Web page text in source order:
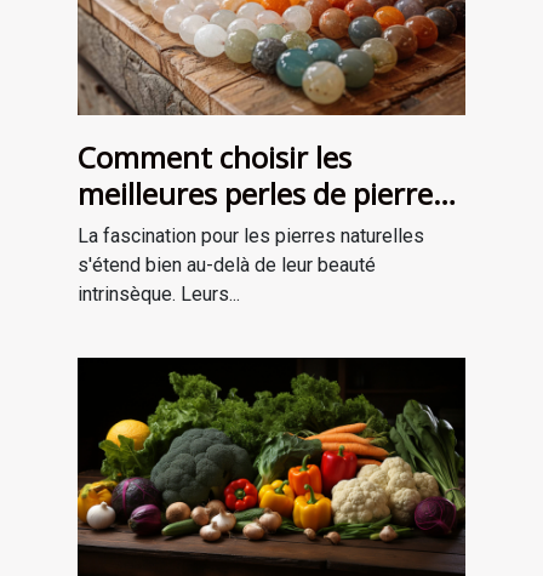
Comment choisir les
meilleures perles de pierre
naturelle pour vos projets de
bijouterie et de lithothérapie
La fascination pour les pierres naturelles
s'étend bien au-delà de leur beauté
intrinsèque. Leurs...